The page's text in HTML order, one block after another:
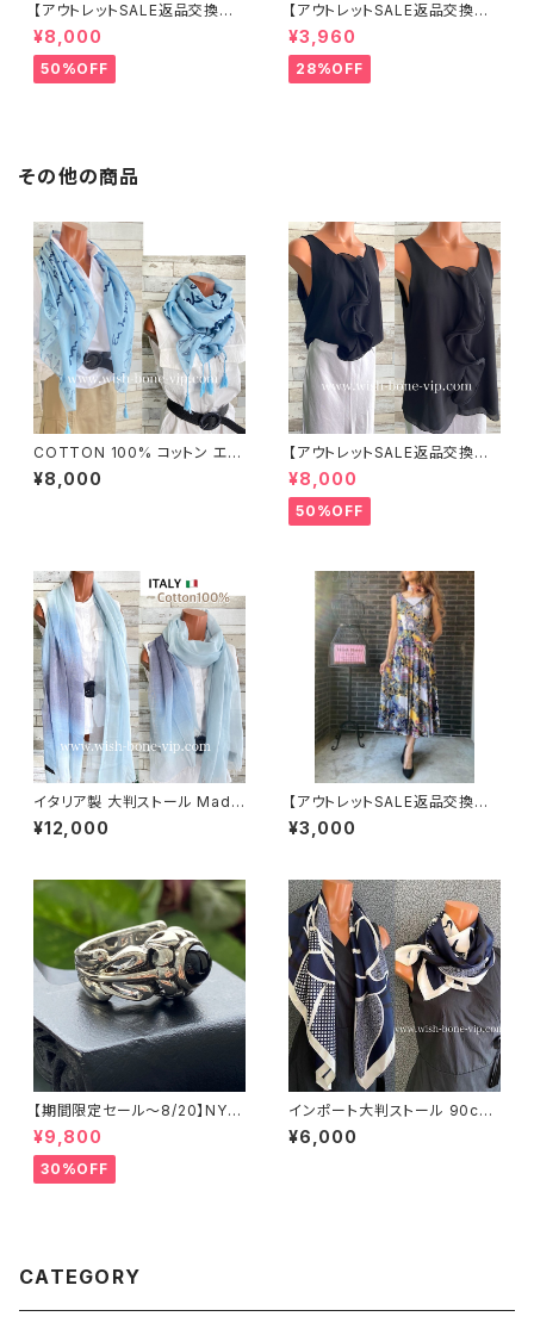
【アウトレットSALE返品交換不
可8/20まで】イタリア製 CASA
DEILUCA ITALY｜前フリル＆B
IGフリルトップス /ブラック
¥8,000
50%OFF
【アウトレットSALE返品交換不
可8/20まで】ワッフル立体フラワ
ー＆無地 2way リバーシブルハ
ット・ワイヤー入り変形ハット・フ
ラワー帽子【ブラック】
¥3,960
28%OFF
その他の商品
COTTON 100% コットン エッ
フェル塔 インポート大判ストー
ル ・心地よい肌触りのスカーフ/
¥8,000
【アウトレットSALE返品交換不
可8/20まで】イタリア製 CASA
DEILUCA ITALY｜前フリル＆B
IGフリルトップス /ブラック
¥8,000
50%OFF
イタリア製 大判ストール Made
in ITALY COTTON 100% コ
ットン｜ロングストール・心地よ
¥12,000
【アウトレットSALE返品交換不
可8/20まで】フランス製インポ
ート・ロング丈マキシワンピース
¥3,000
【期間限定セール～8/20】NYシ
ルバーリング 特大メンズリング
SILVER925 フェザーリング ナ
バホ族 インディアンジュエリー
太め 指輪 ホピ
¥9,800
30%OFF
インポート大判ストール 90cm
大判スクエア Silk Feeling お
しゃれなツヤスカーフ/ネイビー
¥6,000
CATEGORY